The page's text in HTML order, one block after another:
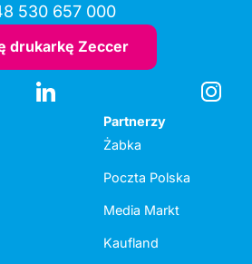
530 657 000
drukarkę Zeccer
Partnerzy
Żabka
Poczta Polska
Media Markt
Kaufland